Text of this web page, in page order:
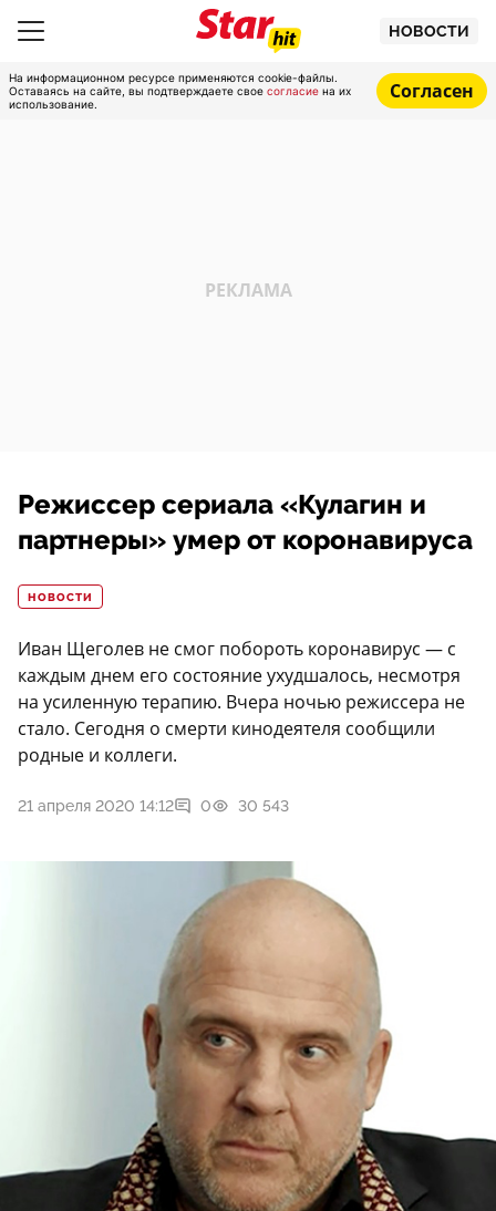
НОВОСТИ
На информационном ресурсе применяются cookie-файлы.
Оставаясь на сайте, вы подтверждаете свое согласие на их
использование.
Согласен
Режиссер сериала «Кулагин и
партнеры» умер от коронавируса
НОВОСТИ
Иван Щеголев не смог побороть коронавирус — с
каждым днем его состояние ухудшалось, несмотря
на усиленную терапию. Вчера ночью режиссера не
стало. Сегодня о смерти кинодеятеля сообщили
родные и коллеги.
21 апреля 2020 14:12 0 30 543